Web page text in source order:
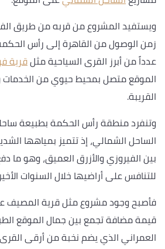
ويستفيد المشروع من قربه من طريق
زمن الوصول من القاهرة إلى رأس
عدداً من أبرز القرى السياحية مثلقرية
الموقع متصل بمحيط حيوي من الخدمات
القريبة.
وتنفرد منطقة رأس الحكمة بطبيعة
الساحل الشمالي، إذ تتميز بمياهها
بين الفيروزي والأزرق العميق، وهو ما
للتنافس على أراضيها خلال السنوات
فأصبح وجود مشروع مثل قرية المصيف
قيمة مضافة تجمع بين جمال الموقع
العمراني الذي يضم نخبة من أرقى